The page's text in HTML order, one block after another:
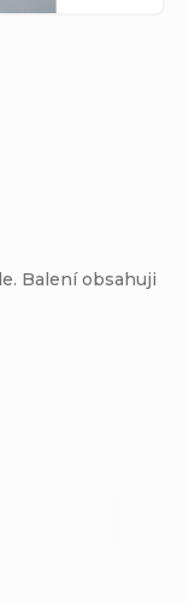
Balení obsahuji